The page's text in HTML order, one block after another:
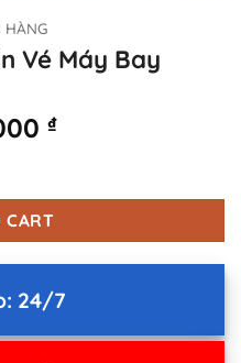
HÀNG
Vé Máy Bay
₫.
₫Current
5.500.000 ₫.
CART
24/7